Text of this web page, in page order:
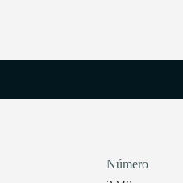
Número